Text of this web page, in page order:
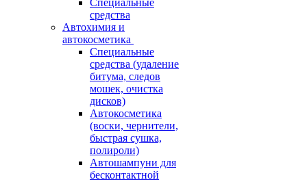
Специальные
средства
Автохимия и
автокосметика
Специальные
средства (удаление
битума, следов
мошек, очистка
дисков)
Автокосметика
(воски, чернители,
быстрая сушка,
полироли)
Автошампуни для
бесконтактной